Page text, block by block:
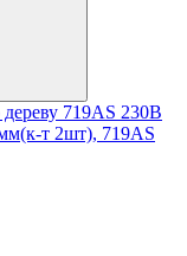
дереву 719AS 230В
т 2шт), 719AS